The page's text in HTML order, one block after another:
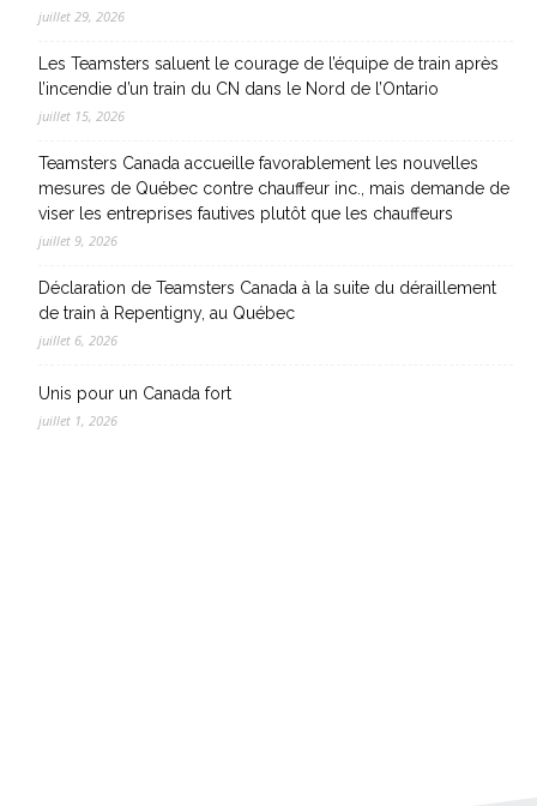
juillet 29, 2026
Les Teamsters saluent le courage de l’équipe de train après
l’incendie d’un train du CN dans le Nord de l’Ontario
juillet 15, 2026
Teamsters Canada accueille favorablement les nouvelles
mesures de Québec contre chauffeur inc., mais demande de
viser les entreprises fautives plutôt que les chauffeurs
juillet 9, 2026
Déclaration de Teamsters Canada à la suite du déraillement
de train à Repentigny, au Québec
juillet 6, 2026
Unis pour un Canada fort
juillet 1, 2026